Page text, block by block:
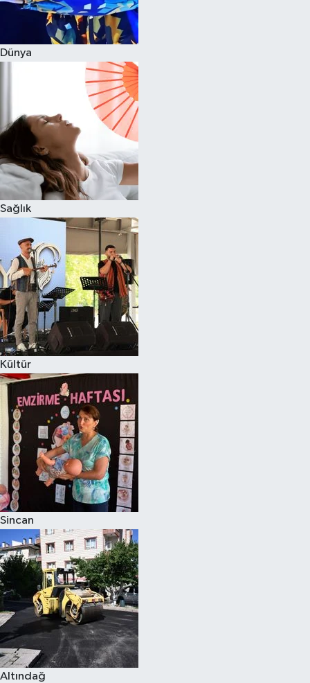
Dünya
Sağlık
Kültür
Sincan
Altındağ